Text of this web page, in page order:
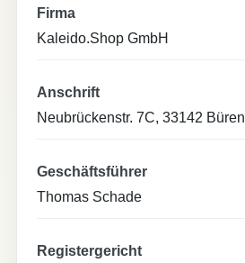
Firma
Kaleido.Shop GmbH
Anschrift
Neubrückenstr. 7C, 33142 Büren
Geschäftsführer
Thomas Schade
Registergericht